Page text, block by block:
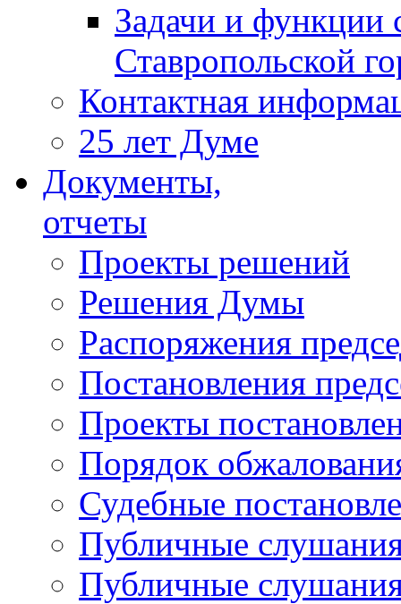
Задачи и функции
Ставропольской
Контактная
25 лет Думе
Документы,
отчеты
Проекты решений
Решения Думы
Распоряжения
Постановления
Проекты
Порядок
Судебные
Публичные
Публичные